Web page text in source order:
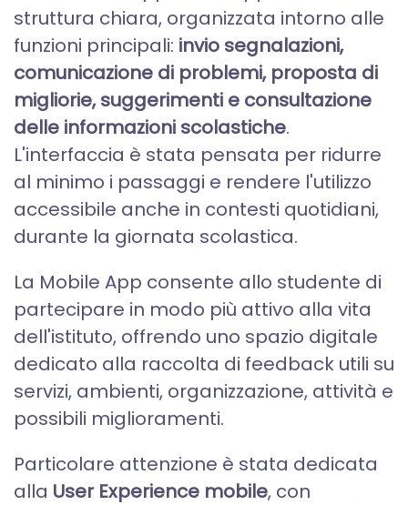
struttura chiara, organizzata intorno alle
funzioni principali: invio segnalazioni,
comunicazione di problemi, proposta di
migliorie, suggerimenti e consultazione
delle informazioni scolastiche.
L'interfaccia è stata pensata per ridurre
al minimo i passaggi e rendere l'utilizzo
accessibile anche in contesti quotidiani,
durante la giornata scolastica.
La Mobile App consente allo studente di
partecipare in modo più attivo alla vita
dell'istituto, offrendo uno spazio digitale
dedicato alla raccolta di feedback utili su
servizi, ambienti, organizzazione, attività e
possibili miglioramenti.
Particolare attenzione è stata dedicata
alla User Experience mobile, con